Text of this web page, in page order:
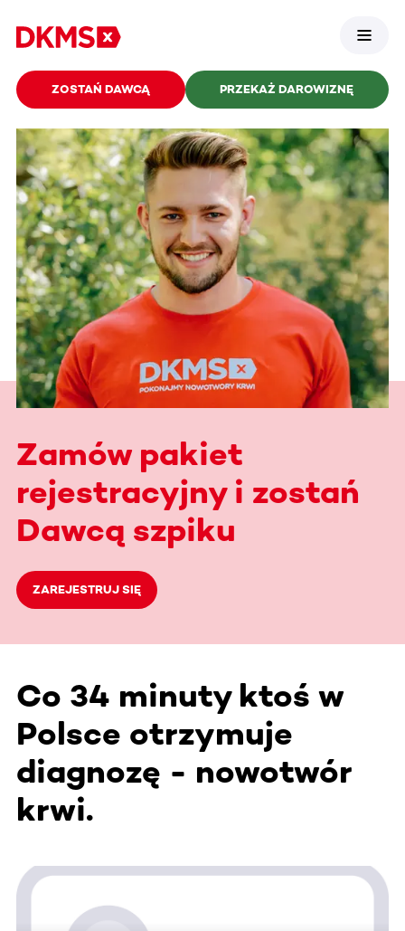
ZOSTAŃ DAWCĄ PRZEKAŻ DAROWIZNĘ
Zamów pakiet
rejestracyjny i zostań
Dawcą szpiku
ZAREJESTRUJ SIĘ
Co 34 minuty ktoś w
Polsce otrzymuje
diagnozę - nowotwór
krwi.